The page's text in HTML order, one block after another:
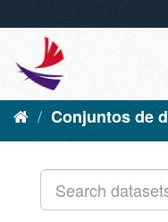
Conjuntos de